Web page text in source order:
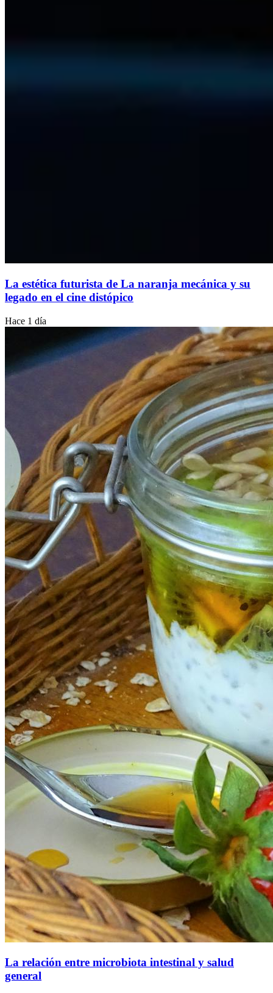
La estética futurista de La naranja mecánica y su
legado en el cine distópico
Hace 1 día
La relación entre microbiota intestinal y salud
general